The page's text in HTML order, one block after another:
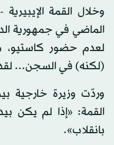
وخلال القمة
الماضي في جمهورية
لعدم حضور كاستيو،
(لكنه) في السجن...
وردّت وزيرة خارجية
القمة: «إذا لم يكن
بانقلاب».